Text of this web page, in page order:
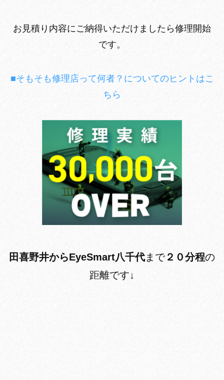
お見積り内容にご納得いただけましたら修理開始
です。
■そもそも修理店って何者？についてのヒントはこ
ちら
田喜野井からEyeSmart八千代まで２０分程の
距離です↓